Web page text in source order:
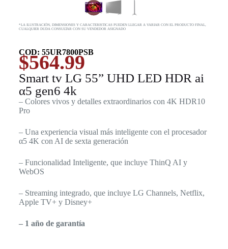
*LA ILUSTRACIÓN, DIMENSIONES Y CARACTERISTICAS PUEDEN LLEGAR A VARIAR CON EL PRODUCTO FINAL,
CUALQUIER DUDA CONSULTAR CON SU VENDEDOR ASIGNADO
COD: 55UR7800PSB
$564.99
Smart tv LG 55” UHD LED HDR ai
α5 gen6 4k
– Colores vivos y detalles extraordinarios con 4K HDR10
Pro
– Una experiencia visual más inteligente con el procesador
α5 4K con AI de sexta generación
– Funcionalidad Inteligente, que incluye ThinQ AI y
WebOS
– Streaming integrado, que incluye LG Channels, Netflix,
Apple TV+ y Disney+
– 1 año de garantía